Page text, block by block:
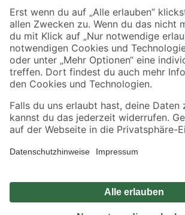
Sicher einkaufen
Jetzt die toom-App herunterladen
Alle Preisangaben in EUR inkl. gesetzl. MwSt.. Die dargestellten
Umständen nicht in allen Märkten verfügbar. Die angegebenen
Produkte nur solange der Vorrat reicht.
*Paketversand ab 59 € versandkostenfrei, gilt nicht für Artikel mit
Privatsphäre Impressum
Nutzungsbedingungen
Widerrufsrecht
Vertrag